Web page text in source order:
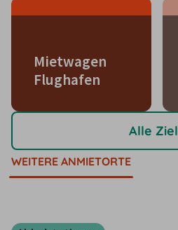
Mietwagen
Flughafen
Alle
WEITERE ANMIETORTE